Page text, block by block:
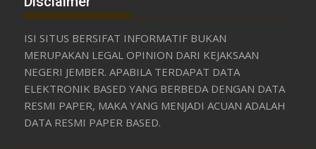
ISI SITUS BERSIFAT INFORMATIF BUKAN
MERUPAKAN LEGAL OPINION DARI KEJAKSAAN
NEGERI JEMBER. APABILA TERDAPAT DATA
ELEKTRONIK BASED YANG BERBEDA DENGAN DATA
RESMI PAPER, MAKA YANG MENJADI ACUAN ADALAH
DATA RESMI PAPER BASED.